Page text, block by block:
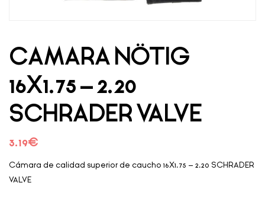
CAMARA NÖTIG
16X1.75 – 2.20
SCHRADER VALVE
3.19€
Cámara de calidad superior de caucho 16X1.75 – 2.20 SCHRADER
VALVE